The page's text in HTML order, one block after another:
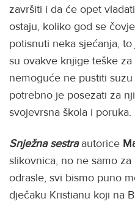
završiti i da će opet
ostaju, koliko god se
potisnuti neka sjećanja,
su ovakve knjige teške
nemoguće ne pustiti
potrebno je posezati za
svojevrsna škola i poruka.
Snježna sestraautorice
slikovnica, no ne samo
odrasle, svi bismo puno
dječaku Kristianu koji na